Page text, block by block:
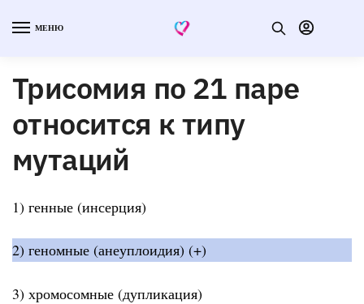
МЕНЮ
Трисомия по 21 паре
относится к типу
мутаций
1) генные (инсерция)
2) геномные (анеуплоидия) (+)
3) хромосомные (дупликация)